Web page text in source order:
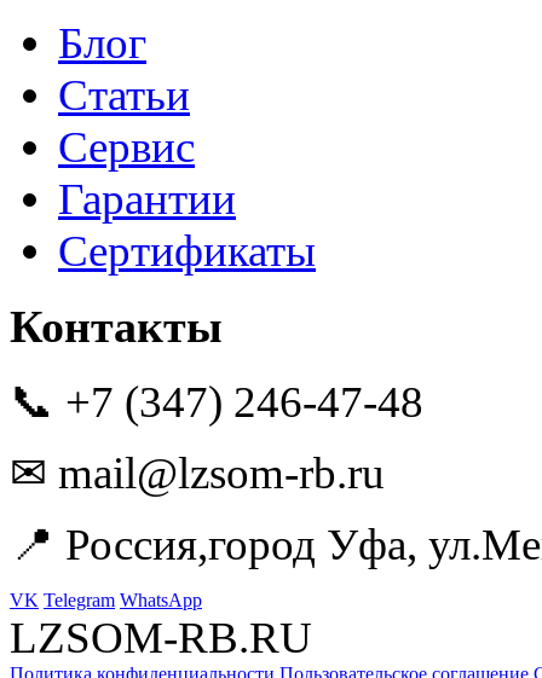
Блог
Статьи
Сервис
Гарантии
Сертификаты
Контакты
📞 +7 (347) 246-47-48
✉ mail@lzsom-rb.ru
📍 Россия,город Уфа,
VK Telegram WhatsApp
LZSOM-RB.RU
Политика конфиденциальности Пользовательское соглашение